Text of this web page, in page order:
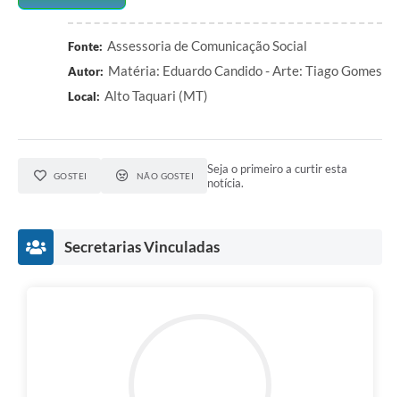
Fonte: Assessoria de Comunicação Social
Autor: Matéria: Eduardo Candido - Arte: Tiago Gomes
Local: Alto Taquari (MT)
GOSTEI NÃO GOSTEI
Seja o primeiro a curtir esta
notícia.
Secretarias Vinculadas